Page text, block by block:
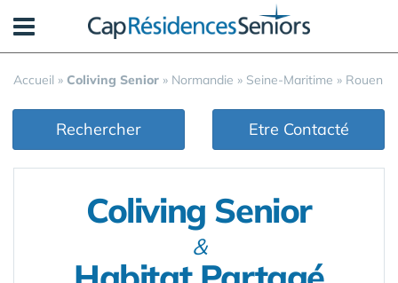
Accueil » Coliving Senior » Normandie » Seine-Maritime » Rouen
Rechercher Etre Contacté
Coliving Senior
&